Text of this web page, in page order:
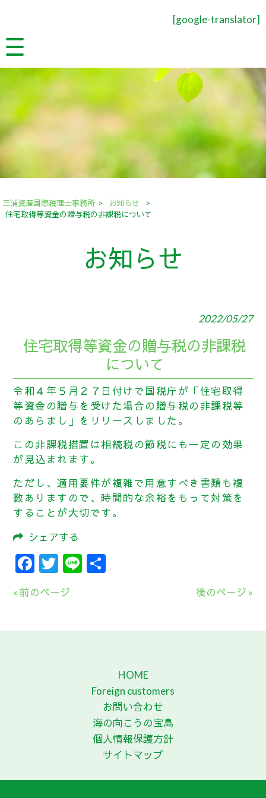
[google-translator]
三浦資産国際税理士事務所 > お知らせ
>
住宅取得等資金の贈与税の非課税について
お知らせ
2022/05/27
住宅取得等資金の贈与税の非課税
について
令和４年５月２７日付けで国税庁が「住宅取得
等資金の贈与を受けた場合の贈与税の非課税等
のあらまし」をリリースしました。
この非課税措置は相続税の節税にも一定の効果
が見込まれます。
ただし、適用要件が複雑で用意すべき書類も複
数ありますので、時間的な余裕をもって対策を
することが大切です。
シェアする
Facebook
Twitter
Line
« 前のページ 後のページ »
HOME
Foreign customers
お問い合わせ
海の向こうの宝島
個人情報保護方針
サイトマップ